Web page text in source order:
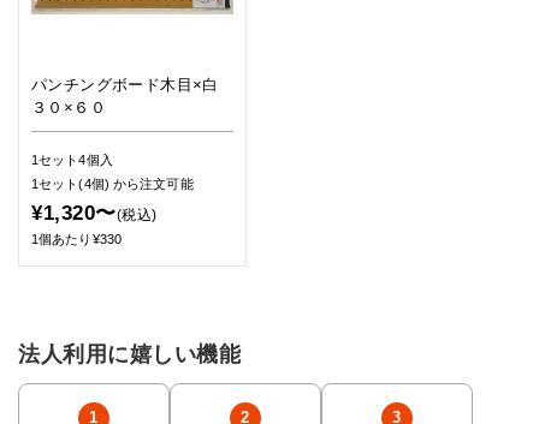
パンチングボード木目×白
３０×６０
1セット4個入
1セット(4個) から注文可能
¥1,320〜(税込)
1個あたり¥330
法人利用に嬉しい機能